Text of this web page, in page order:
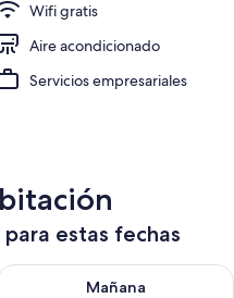
del alojamiento - Noche
Wifi gratis
Aire acondicionado
Servicios empresariales
estas fechas
noche, ago 7 - ago 8
Mañana
la disponibilidad